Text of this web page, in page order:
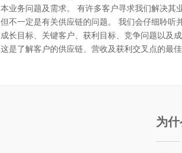
本业务问题及需求。 有许多客户寻求我们解决其
但不一定是有关供应链的问题。 我们会仔细聆听
成长目标、关键客户、获利目标、竞争问题以及
这是了解客户的供应链、营收及获利交叉点的最
为